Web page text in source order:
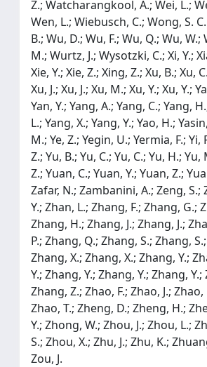
Z.; Watcharangkool, A.; Wei, L.;
Wen, L.; Wiebusch, C.; Wong, S.
B.; Wu, D.; Wu, F.; Wu, Q.; Wu,
M.; Wurtz, J.; Wysotzki, C.; Xi, Y.;
Xie, Y.; Xie, Z.; Xing, Z.; Xu, B.; Xu,
Xu, J.; Xu, J.; Xu, M.; Xu, Y.; Xu, Y.;
Yan, Y.; Yang, A.; Yang, C.; Yang,
L.; Yang, X.; Yang, Y.; Yao, H.;
M.; Ye, Z.; Yegin, U.; Yermia, F.; Yi,
Z.; Yu, B.; Yu, C.; Yu, C.; Yu, H.; Yu,
Z.; Yuan, C.; Yuan, Y.; Yuan, Z.;
Zafar, N.; Zambanini, A.; Zeng, S.;
Y.; Zhan, L.; Zhang, F.; Zhang, G.;
Zhang, H.; Zhang, J.; Zhang, J.;
P.; Zhang, Q.; Zhang, S.; Zhang,
Zhang, X.; Zhang, X.; Zhang, Y.;
Y.; Zhang, Y.; Zhang, Y.; Zhang, Y.;
Zhang, Z.; Zhao, F.; Zhao, J.; Zhao,
Zhao, T.; Zheng, D.; Zheng, H.;
Y.; Zhong, W.; Zhou, J.; Zhou, L.;
S.; Zhou, X.; Zhu, J.; Zhu, K.;
Zou, J.